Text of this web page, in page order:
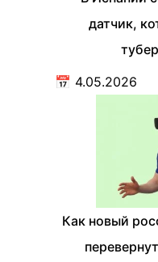
датчик,
📅 4.05.2026
Как новый